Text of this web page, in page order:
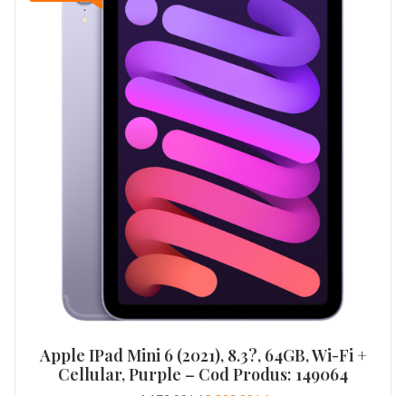
Apple IPad Mini 6 (2021), 8.3?, 64GB, Wi-Fi +
Cellular, Purple – Cod Produs: 149064